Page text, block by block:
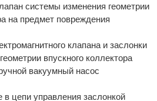
системы изменения геометрии
на предмет повреждения
клапана и заслонки
впускного коллектора
вакуумный насос
в цепи управления заслонкой